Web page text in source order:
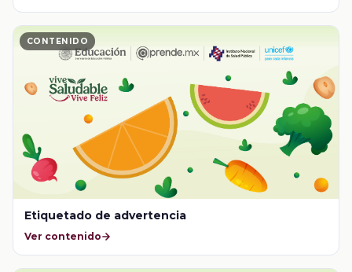
CONTENIDO
Etiquetado de advertencia
Ver contenido